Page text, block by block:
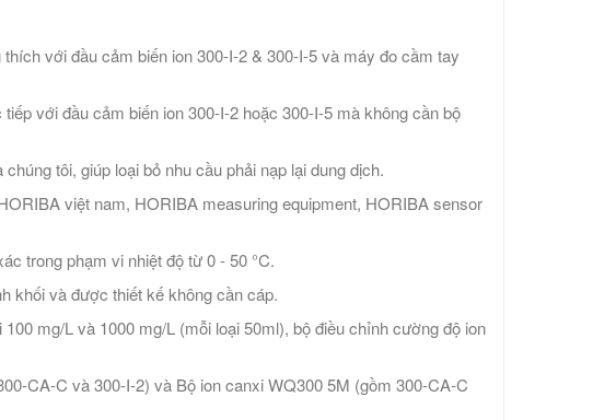
với đầu cảm biến ion 300-I-2 & 300-I-5 và máy đo cầm tay
với đầu cảm biến ion 300-I-2 hoặc 300-I-5 mà không cần bộ
tôi, giúp loại bỏ nhu cầu phải nạp lại dung dịch.
việt nam, HORIBA measuring equipment, HORIBA sensor
trong phạm vi nhiệt độ từ 0 - 50 °C.
khối và được thiết kế không cần cáp.
mg/L và 1000 mg/L (mỗi loại 50ml), bộ điều chỉnh cường độ ion
CA-C và 300-I-2) và Bộ ion canxi WQ300 5M (gồm 300-CA-C